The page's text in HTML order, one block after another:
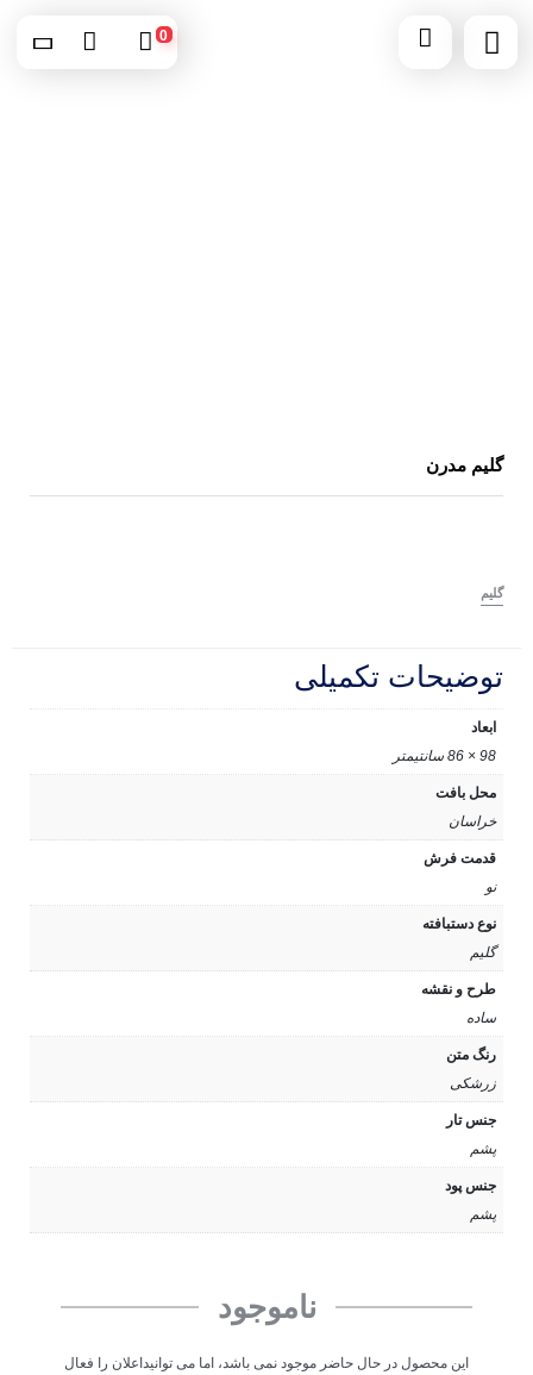
0
گلیم مدرن
گلیم
توضیحات تکمیلی
ابعاد
98 × 86 سانتیمتر
محل بافت
خراسان
قدمت فرش
نو
نوع دستبافته
گلیم
طرح و نقشه
ساده
رنگ متن
زرشکی
جنس تار
پشم
جنس پود
پشم
ناموجود
این محصول در حال حاضر موجود نمی باشد، اما می توانیداعلان را فعال